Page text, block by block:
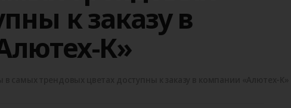
к заказу в
К»